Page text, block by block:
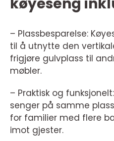
– Plassbesparelse:
til å utnytte den
frigjøre gulvplass til
møbler.
– Praktisk og
senger på samme
for familier med flere
imot gjester.